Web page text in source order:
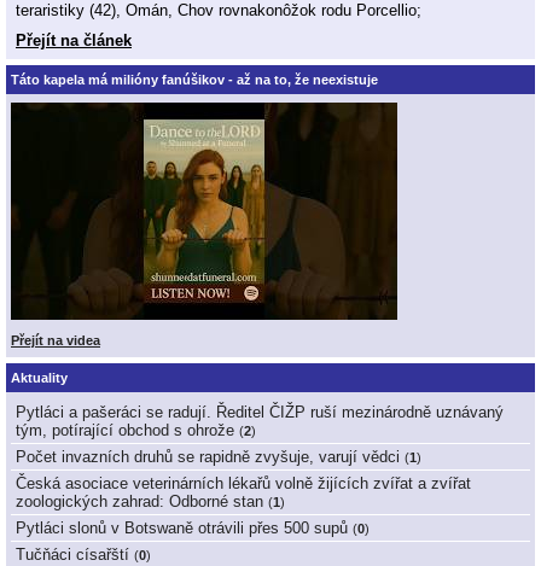
teraristiky (42), Omán, Chov rovnakonôžok rodu Porcellio;
Přejít na článek
Táto kapela má milióny fanúšikov - až na to, že neexistuje
Přejít na videa
Aktuality
Pytláci a pašeráci se radují. Ředitel ČIŽP ruší mezinárodně uznávaný
tým, potírající obchod s ohrože (2)
Počet invazních druhů se rapidně zvyšuje, varují vědci (1 )
Česká asociace veterinárních lékařů volně žijících zvířat a zvířat
zoologických zahrad: Odborné stan (1 )
Pytláci slonů v Botswaně otrávili přes 500 supů (0)
Tučňáci císařští (0)